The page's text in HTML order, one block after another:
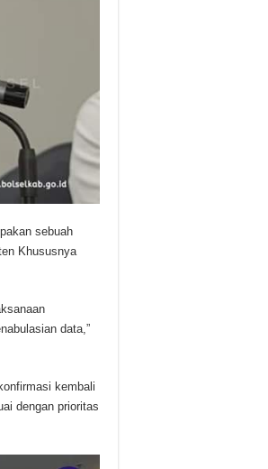
sebuah
Khususnya
data,”
kembali
dengan prioritas